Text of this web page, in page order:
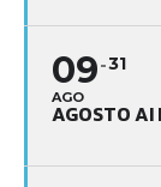
09
AGO
31
AGOSTO AI